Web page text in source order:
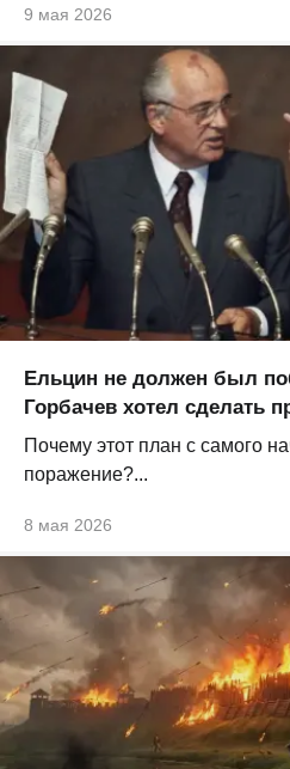
9 мая 2026
Ельцин не должен был
Горбачев хотел сделать
Почему этот план с самого
поражение?...
8 мая 2026